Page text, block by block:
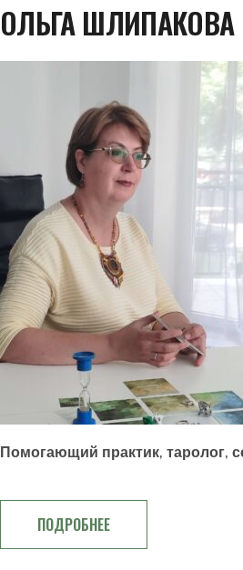
ОЛЬГА ШЛИПАКОВА
Помогающий практик, таролог,
ПОДРОБНЕЕ